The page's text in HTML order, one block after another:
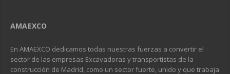
AMAEXCO
En AMAEXCO dedicamos todas nuestras fuerzas a convertir el
sector de las empresas Excavadoras y transportistas de la
construcción de Madrid, como un sector fuerte, unido y que trabaja